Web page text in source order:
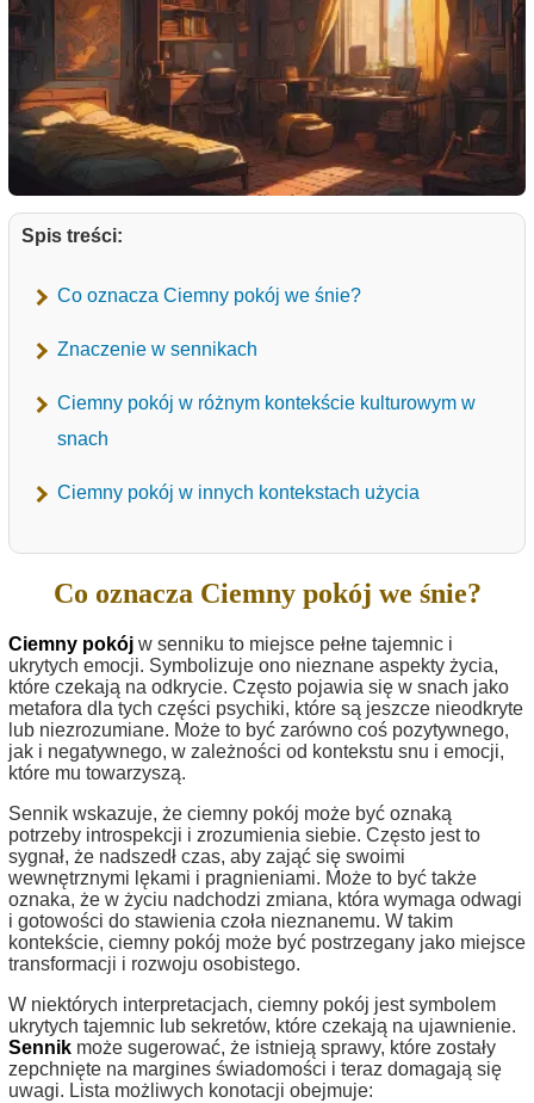
Spis treści:
Co oznacza Ciemny pokój we śnie?
Znaczenie w sennikach
Ciemny pokój w różnym kontekście kulturowym w
snach
Ciemny pokój w innych kontekstach użycia
Co oznacza Ciemny pokój we śnie?
Ciemny pokój w senniku to miejsce pełne tajemnic i
ukrytych emocji. Symbolizuje ono nieznane aspekty życia,
które czekają na odkrycie. Często pojawia się w snach jako
metafora dla tych części psychiki, które są jeszcze nieodkryte
lub niezrozumiane. Może to być zarówno coś pozytywnego,
jak i negatywnego, w zależności od kontekstu snu i emocji,
które mu towarzyszą.
Sennik wskazuje, że ciemny pokój może być oznaką
potrzeby introspekcji i zrozumienia siebie. Często jest to
sygnał, że nadszedł czas, aby zająć się swoimi
wewnętrznymi lękami i pragnieniami. Może to być także
oznaka, że w życiu nadchodzi zmiana, która wymaga odwagi
i gotowości do stawienia czoła nieznanemu. W takim
kontekście, ciemny pokój może być postrzegany jako miejsce
transformacji i rozwoju osobistego.
W niektórych interpretacjach, ciemny pokój jest symbolem
ukrytych tajemnic lub sekretów, które czekają na ujawnienie.
Sennik może sugerować, że istnieją sprawy, które zostały
zepchnięte na margines świadomości i teraz domagają się
uwagi. Lista możliwych konotacji obejmuje: